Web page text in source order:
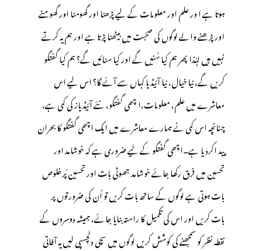
ہوتا ہے ا ور علم اور معلومات کے لیے پڑھنا اور گھومنا اور گھومنے
اور پڑھنے والے لوگوں کی صحبت میں بیٹھنا پڑتا ہے اور ہم یہ کرتے
نہیں ہیں لہٰذا پھر ہم کیا سُنیں گے اور کیا سنائیں گے؟ ہم کیا گفتگو
کریں گے، نیا خیال، نیا آئیڈیا کہاں سے آئے گا؟ اس لیے اس
معاشرے میں علم، معلومات،ا چھی گفتگو، نئے آئیڈیاز کی کمی ہے،
چنانچہ اس کمی نے ہمارے معاشرے میں ایک اچھی گفتگو کا بحران
پید اکرد یا ہے۔اچھی گفتگو کے لیے ضروری ہے کہ خوشامد اور
تحسین میں فرق رکھا جائے خوشامد جھوٹی بات اور تحسین پُرخلوص
بات ہوتی ہے لوگوں کے ساتھ بات کریں تو اُن کی ضرورتوں پر
بات کریں اور اس کی تکمیل کا راستہ بنایا جائے، ہمیشہ دوسروں کے
نقطہ نظر کو سمجھنے کی کوشش کریں لوگوں میں سچی دلچسپی لیں یہ آفاتی